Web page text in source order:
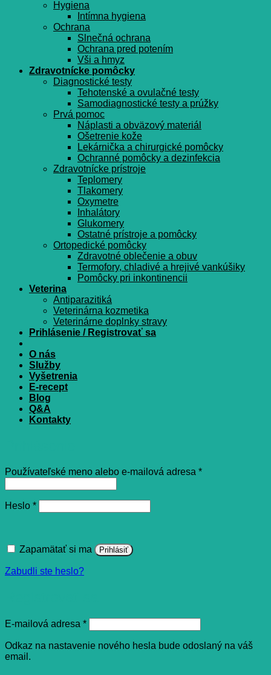
Hygiena
Intímna hygiena
Ochrana
Slnečná ochrana
Ochrana pred potením
Vši a hmyz
Zdravotnícke pomôcky
Diagnostické testy
Tehotenské a ovulačné testy
Samodiagnostické testy a prúžky
Prvá pomoc
Náplasti a obväzový materiál
Ošetrenie kože
Lekárnička a chirurgické pomôcky
Ochranné pomôcky a dezinfekcia
Zdravotnícke prístroje
Teplomery
Tlakomery
Oxymetre
Inhalátory
Glukomery
Ostatné prístroje a pomôcky
Ortopedické pomôcky
Zdravotné oblečenie a obuv
Termofory, chladivé a hrejivé vankúšiky
Pomôcky pri inkontinencii
Veterina
Antiparazitiká
Veterinárna kozmetika
Veterinárne doplnky stravy
Prihlásenie / Registrovať sa
O nás
Služby
Vyšetrenia
E-recept
Blog
Q&A
Kontakty
Používateľské meno alebo e-mailová adresa *Povinné
Heslo *Povinné
Zapamätať si ma Prihlásiť
Zabudli ste heslo?
E-mailová adresa *Povinné
Odkaz na nastavenie nového hesla bude odoslaný na váš
email.